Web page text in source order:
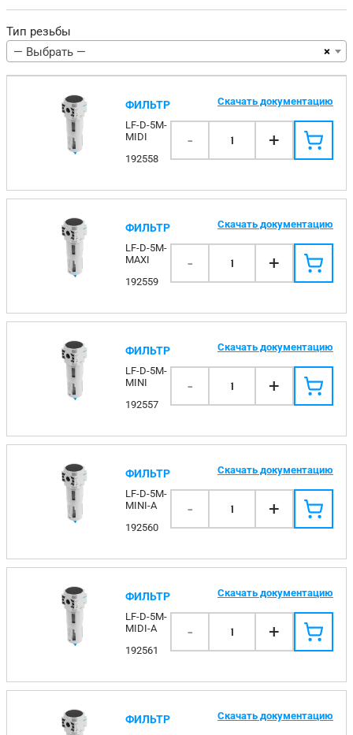
Тип резьбы
×
— Выбрать —
ФИЛЬТР
LF-D-5M-
MIDI
192558
Скачать документацию
- 1 +
ФИЛЬТР
LF-D-5M-
MAXI
192559
Скачать документацию
- 1 +
ФИЛЬТР
LF-D-5M-
MINI
192557
Скачать документацию
- 1 +
ФИЛЬТР
LF-D-5M-
MINI-A
192560
Скачать документацию
- 1 +
ФИЛЬТР
LF-D-5M-
MIDI-A
192561
Скачать документацию
- 1 +
ФИЛЬТР Скачать документацию